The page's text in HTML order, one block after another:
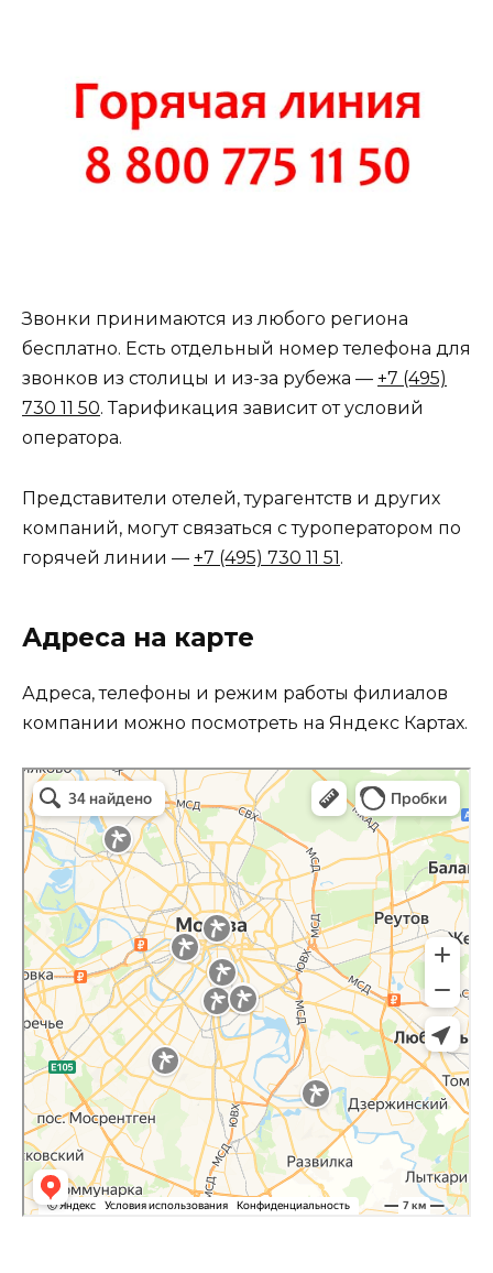
Звонки принимаются из любого региона
бесплатно. Есть отдельный номер телефона для
звонков из столицы и из-за рубежа — +7 (495)
730 11 50. Тарификация зависит от условий
оператора.
Представители отелей, турагентств и других
компаний, могут связаться с туроператором по
горячей линии — +7 (495) 730 11 51.
Адреса на карте
Адреса, телефоны и режим работы филиалов
компании можно посмотреть на Яндекс Картах.